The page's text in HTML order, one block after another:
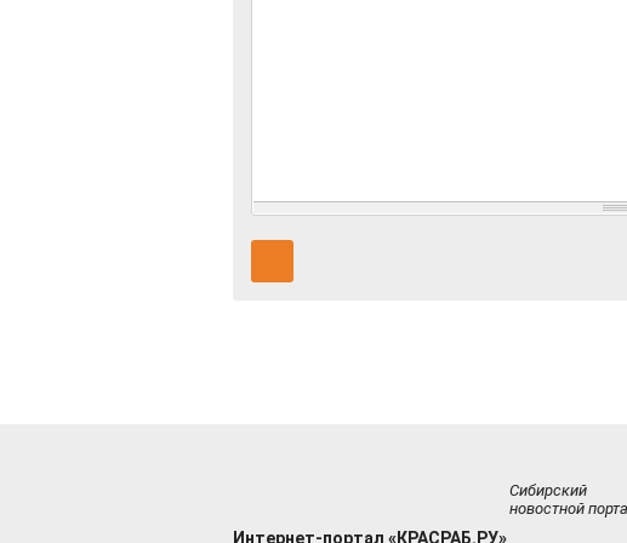
Сибирский
новостной
Интернет-портал «КРАСРАБ.РУ»